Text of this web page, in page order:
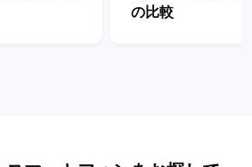
の比較